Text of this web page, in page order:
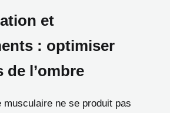
et
: optimiser
de l’ombre
musculaire ne se produit pas